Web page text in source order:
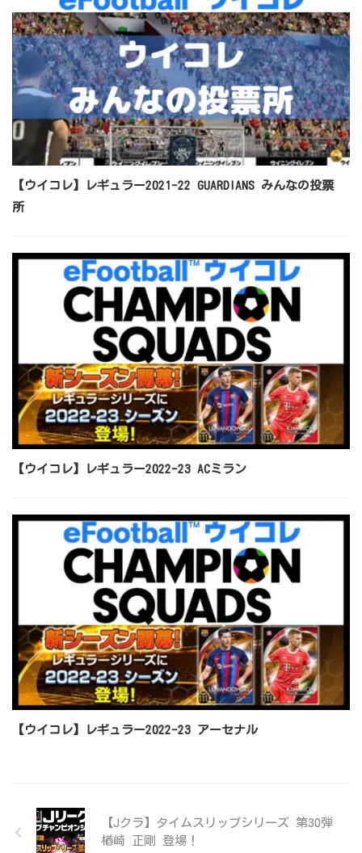
【ウイコレ】レギュラー2021-22 GUARDIANS みんなの投票
所
【ウイコレ】レギュラー2022-23 ACミラン
【ウイコレ】レギュラー2022-23 アーセナル
【Jクラ】タイムスリップシリーズ 第30弾
楢崎 正剛 登場！